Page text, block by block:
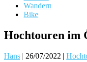
Wandern
Bike
Hochtouren im
Hans | 26/07/2022 |